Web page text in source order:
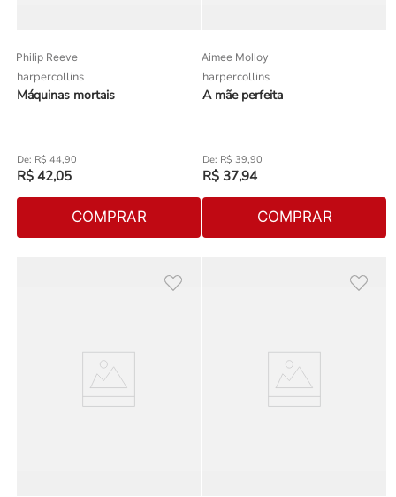
Philip Reeve
harpercollins
Máquinas mortais
R$ 44,90
R$ 42,05
COMPRAR
Aimee Molloy
harpercollins
A mãe perfeita
R$ 39,90
R$ 37,94
COMPRAR